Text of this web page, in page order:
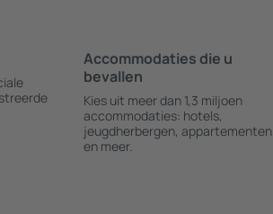
Accommodaties die u
bevallen
Kies uit meer dan 1,3 miljoen
accommodaties: hotels,
jeugdherbergen, appartementen
en meer.